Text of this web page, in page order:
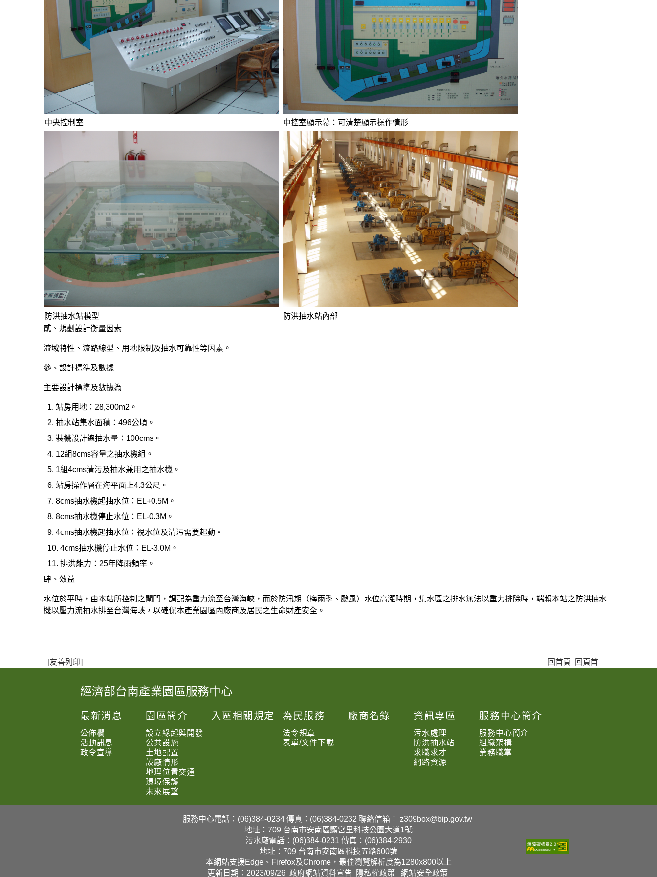
中央控制室 中控室顯示幕：可清楚顯示操作情形
防洪抽水站模型
防洪抽水站內部
貳、規劃設計衡量因素
流域特性、流路線型、用地限制及抽水可靠性等因素。
參、設計標準及數據
主要設計標準及數據為
1. 站房用地：28,300m2。
2. 抽水站集水面積：496公頃。
3. 裝機設計總抽水量：100cms。
4. 12組8cms容量之抽水機組。
5. 1組4cms清污及抽水兼用之抽水機。
6. 站房操作層在海平面上4.3公尺。
7. 8cms抽水機起抽水位：EL+0.5M。
8. 8cms抽水機停止水位：EL-0.3M。
9. 4cms抽水機起抽水位：視水位及清污需要起動。
10. 4cms抽水機停止水位：EL-3.0M。
11. 排洪能力：25年降雨頻率。
肆、效益
水位於平時，由本站所控制之閘門，調配為重力流至台灣海峽，而於防汛期（梅雨季、颱風）水位高漲時期，集水區之排水無法以重力排除時，端賴本站之防洪抽水
機以壓力流抽水排至台灣海峽，以確保本產業園區內廠商及居民之生命財產安全。
[友善列印] 回首頁 回頁首
:
:
經濟部台南產業園區服務中心
最新消息
公佈欄
活動訊息
政令宣導
園區簡介
設立緣起與開發
公共設施
土地配置
設廠情形
地理位置交通
環境保護
未來展望
入區相關規定 為民服務
法令規章
表單/文件下載
廠商名錄 資訊專區
污水處理
防洪抽水站
求職求才
網路資源
服務中心簡介
服務中心簡介
組織架構
業務職掌
服務中心電話：(06)384-0234 傳真：(06)384-0232 聯絡信箱：
z309box@bip.gov.tw
地址：709 台南市安南區顯宮里科技公園大道1號
污水廠電話：(06)384-0231 傳真：(06)384-2930
地址：709 台南市安南區科技五路600號
本網站支援Edge、Firefox及Chrome，最佳瀏覽解析度為1280x800以上
更新日期：2023/09/26 政府網站資料宣告 隱私權政策 網站安全政策